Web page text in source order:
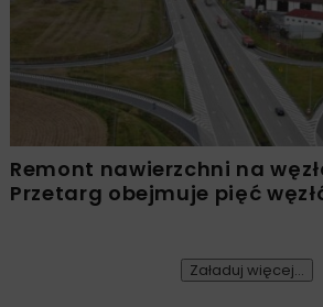
Remont nawierzchni na
Przetarg obejmuje pięć
Załaduj więcej...